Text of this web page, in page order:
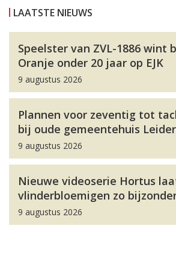
LAATSTE NIEUWS
Speelster van ZVL-1886 wint
Oranje onder 20 jaar op EJK
9 augustus 2026
Plannen voor zeventig tot
bij oude gemeentehuis
9 augustus 2026
Nieuwe videoserie Hortus
vlinderbloemigen zo
9 augustus 2026